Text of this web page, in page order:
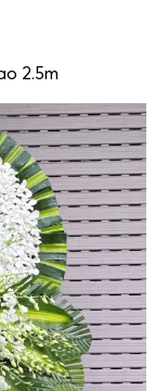
2.5m